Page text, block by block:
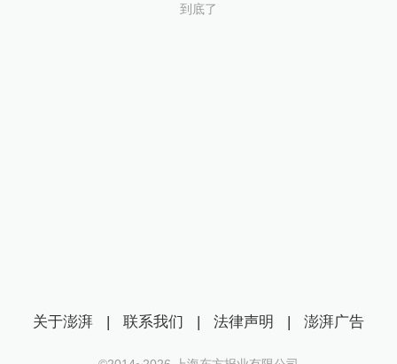
到底了
关于澎湃 | 联系我们 | 法律声明 | 澎湃广告